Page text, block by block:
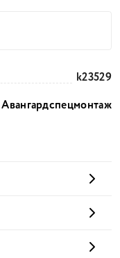
k23529
Авангардспецмонтаж